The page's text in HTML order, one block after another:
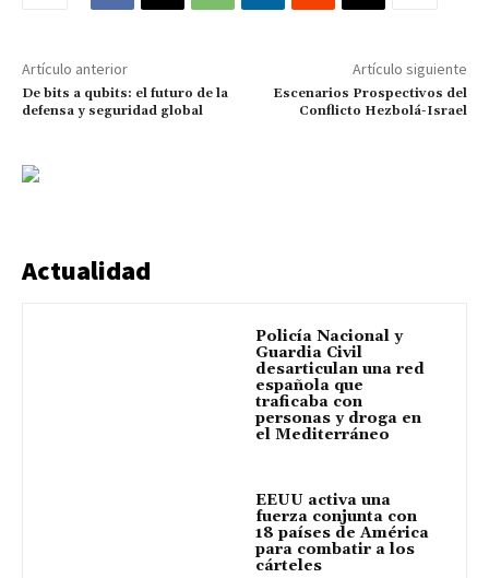
Artículo anterior
De bits a qubits: el futuro de la
defensa y seguridad global
Artículo siguiente
Escenarios Prospectivos del
Conflicto Hezbolá-Israel
Actualidad
Policía Nacional y
Guardia Civil
desarticulan una red
española que
traficaba con
personas y droga en
el Mediterráneo
EEUU activa una
fuerza conjunta con
18 países de América
para combatir a los
cárteles